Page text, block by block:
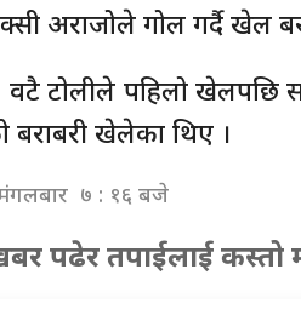
अराजोले गोल गर्दै खेल
वटै टोलीले पहिलो
बराबरी खेलेका थिए ।
मंगलबार ७ : १६ बजे
पढेर तपाईलाई